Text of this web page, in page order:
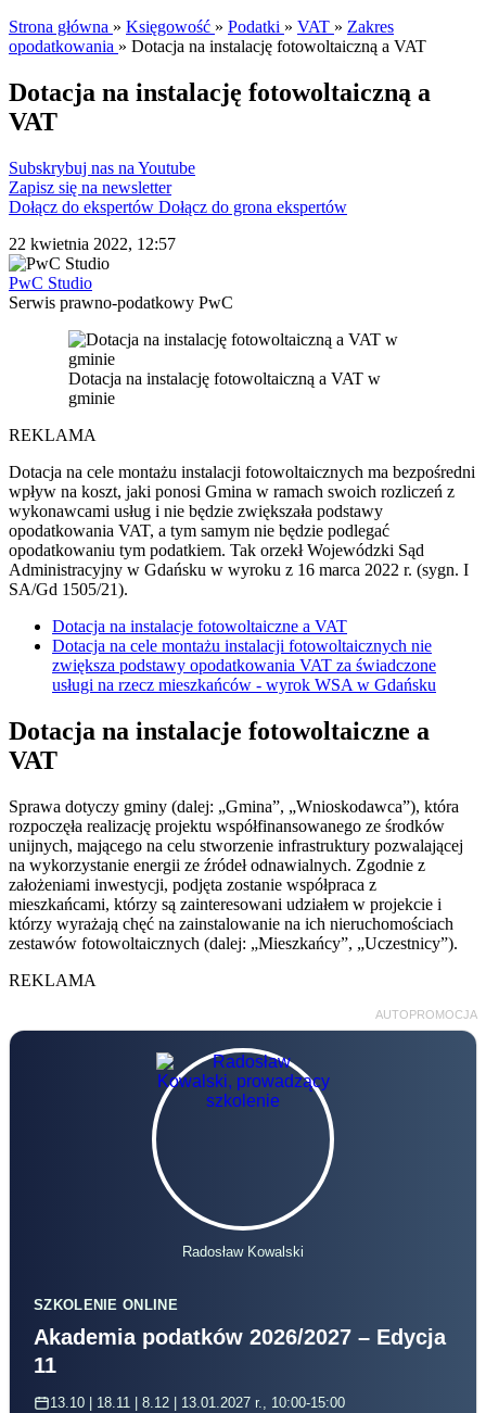
Strona główna » Księgowość » Podatki » VAT » Zakres
opodatkowania » Dotacja na instalację fotowoltaiczną a VAT
Dotacja na instalację fotowoltaiczną a
VAT
Subskrybuj nas na Youtube
Zapisz się na newsletter
Dołącz do ekspertów Dołącz do grona ekspertów
22 kwietnia 2022, 12:57
PwC Studio
Serwis prawno-podatkowy PwC
Dotacja na instalację fotowoltaiczną a VAT w
gminie
REKLAMA
Dotacja na cele montażu instalacji fotowoltaicznych ma bezpośredni
wpływ na koszt, jaki ponosi Gmina w ramach swoich rozliczeń z
wykonawcami usług i nie będzie zwiększała podstawy
opodatkowania VAT, a tym samym nie będzie podlegać
opodatkowaniu tym podatkiem. Tak orzekł Wojewódzki Sąd
Administracyjny w Gdańsku w wyroku z 16 marca 2022 r. (sygn. I
SA/Gd 1505/21).
Dotacja na instalacje fotowoltaiczne a VAT
Dotacja na cele montażu instalacji fotowoltaicznych nie
zwiększa podstawy opodatkowania VAT za świadczone
usługi na rzecz mieszkańców - wyrok WSA w Gdańsku
Dotacja na instalacje fotowoltaiczne a
VAT
Sprawa dotyczy gminy (dalej: „Gmina”, „Wnioskodawca”), która
rozpoczęła realizację projektu współfinansowanego ze środków
unijnych, mającego na celu stworzenie infrastruktury pozwalającej
na wykorzystanie energii ze źródeł odnawialnych. Zgodnie z
założeniami inwestycji, podjęta zostanie współpraca z
mieszkańcami, którzy są zainteresowani udziałem w projekcie i
którzy wyrażają chęć na zainstalowanie na ich nieruchomościach
zestawów fotowoltaicznych (dalej: „Mieszkańcy”, „Uczestnicy”).
REKLAMA
AUTOPROMOCJA
Radosław Kowalski
SZKOLENIE ONLINE
Akademia podatków 2026/2027 – Edycja
11
13.10 | 18.11 | 8.12 | 13.01.2027 r., 10:00-15:00